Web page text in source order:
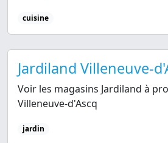
cuisine
Jardiland Villeneuve-
Voir les magasins Jardiland à
Villeneuve-d'Ascq
jardin